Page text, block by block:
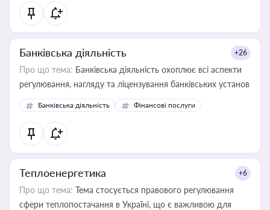
Банківська діяльність +26
Про що тема: Банківська діяльність охоплює всі аспекти
регулювання, нагляду та ліцензування банківських установ
Банківська діяльність Фінансові послуги
Теплоенергетика +6
Про що тема: Тема стосується правового регулювання
сфери теплопостачання в Україні, що є важливою для